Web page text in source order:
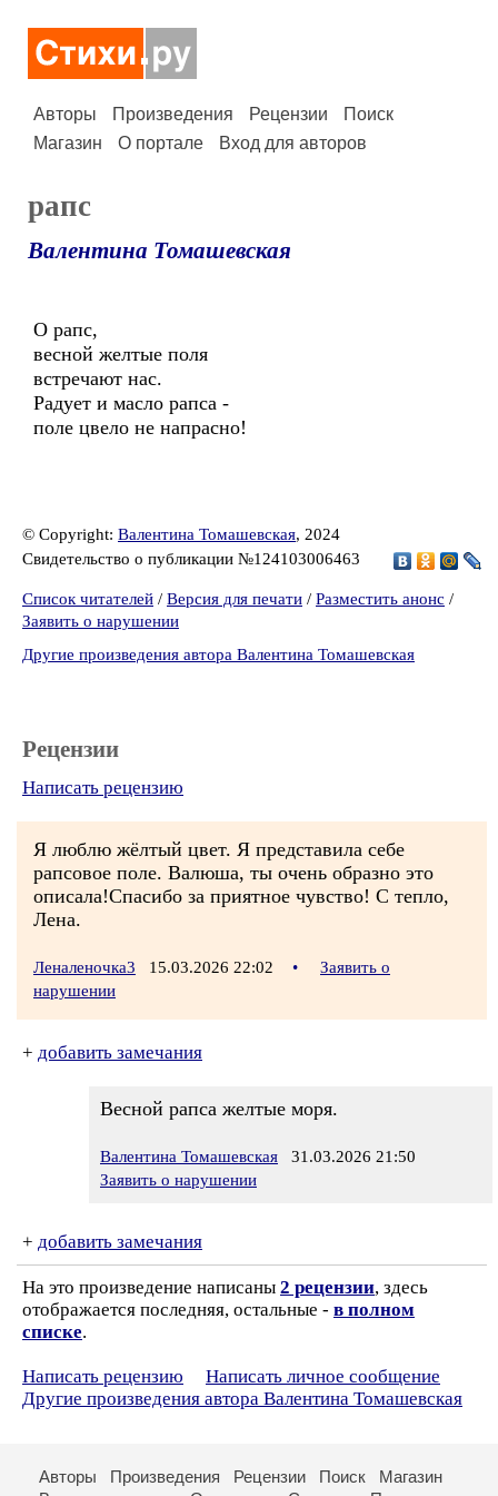
Авторы Произведения Рецензии
Поиск
Магазин
О портале Вход для авторов
рапс
Валентина Томашевская
О рапс,
весной желтые поля
встречают нас.
Радует и масло рапса -
поле цвело не напрасно!
© Copyright: Валентина Томашевская, 2024
Свидетельство о публикации №124103006463
Список читателей / Версия для печати / Разместить анонс /
Заявить о нарушении
Другие произведения автора Валентина Томашевская
Рецензии
Написать рецензию
Я люблю жёлтый цвет. Я представила себе
рапсовое поле. Валюша, ты очень образно это
описала!Спасибо за приятное чувство! С тепло,
Лена.
Леналеночка3 15.03.2026 22:02 •
Заявить о
нарушении
+ добавить замечания
Весной рапса желтые моря.
Валентина Томашевская 31.03.2026 21:50
Заявить о нарушении
+ добавить замечания
На это произведение написаны 2 рецензии, здесь
отображается последняя, остальные - в полном
списке.
Написать рецензию
Написать личное сообщение
Другие произведения автора Валентина Томашевская
Авторы Произведения Рецензии Поиск
Магазин